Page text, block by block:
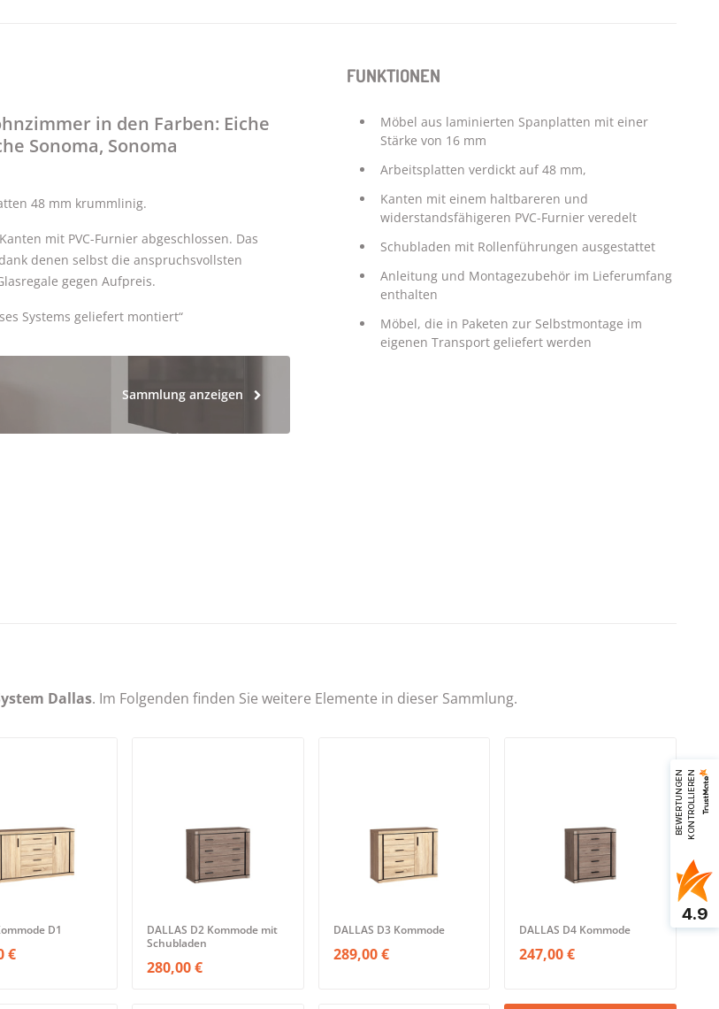
in den Farben: Eiche
Sonoma, Sonoma
48 mm krummlinig.
mit PVC-Furnier abgeschlossen. Das
denen selbst die anspruchsvollsten
gegen Aufpreis.
Systems geliefert montiert“
Sammlung anzeigen
FUNKTIONEN
Möbel aus laminierten Spanplatten mit einer
Stärke von 16 mm
Arbeitsplatten verdickt auf 48 mm,
Kanten mit einem haltbareren und
widerstandsfähigeren PVC-Furnier veredelt
Schubladen mit Rollenführungen ausgestattet
Anleitung und Montagezubehör im Lieferumfang
enthalten
Möbel, die in Paketen zur Selbstmontage im
eigenen Transport geliefert werden
Dallas. Im Folgenden finden Sie weitere Elemente in dieser Sammlung.
D1
€
DALLAS D2 Kommode mit
Schubladen
280,00 €
DALLAS D3 Kommode
289,00 €
DALLAS D4 Kommode
247,00 €
B
E
W
E
R
T
U
N
G
E
N
K
O
N
T
R
O
L
L
I
E
R
EN
4.9